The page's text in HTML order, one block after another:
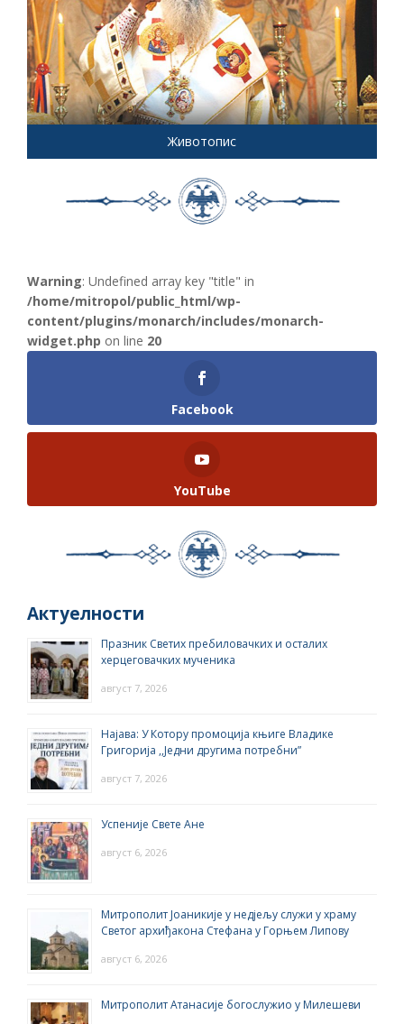
Животопис
Warning: Undefined array key "title" in
/home/mitropol/public_html/wp-
content/plugins/monarch/includes/monarch-
widget.php on line 20
Facebook
YouTube
Актуелности
Празник Светих пребиловачких и осталих
херцеговачких мученика
август 7, 2026
Најава: У Котору промоција књиге Владике
Григорија ,,Једни другима потребни”
август 7, 2026
Успеније Свете Ане
август 6, 2026
Митрополит Јоаникије у недјељу служи у храму
Светог архиђакона Стефана у Горњем Липову
август 6, 2026
Митрополит Атанасије богослужио у Милешеви